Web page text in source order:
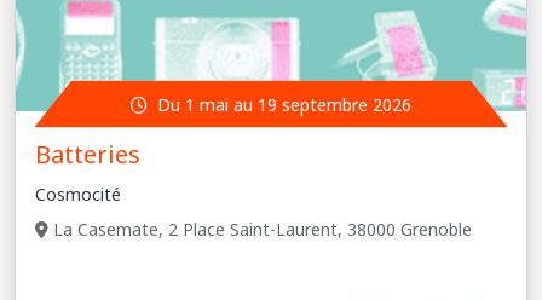
Du 1 mai au 19 septembre 2026
Batteries
Cosmocité
La Casemate, 2 Place Saint-Laurent, 38000 Grenoble